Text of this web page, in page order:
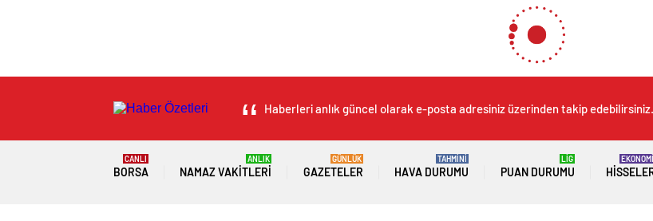
Haberleri anlık güncel olarak e-posta adresiniz üzerinden takip edebilirsiniz.
BORSA
CANLI
NAMAZ VAKITLERI
ANLIK
GAZETELER
GÜNLÜK
HAVA DURUMU
TAHMİNİ
PUAN DURUMU
LİG EKONOMİ